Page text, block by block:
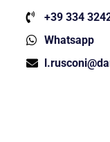
+39 334
Whatsapp